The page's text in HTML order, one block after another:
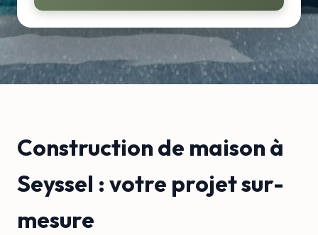
Construction de maison à
Seyssel : votre projet sur-
mesure